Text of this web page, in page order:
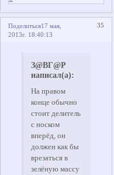
Поделиться 35
17 мая,
2013г. 18:40:13
З@ВГ@Р
написал(а):
На правом
конце обычно
стоит делитель
с носком
вперёд, он
должен как бы
врезаться в
зелёную массу